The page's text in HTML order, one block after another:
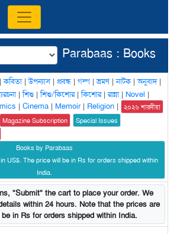
Parabaas : Books
|কবিতা|উপন্যাস| প্রবন্ধ | গল্প |ভ্রমণ|নাটক |অনুবাদ|
|শিশু |শিশু/কিশোর|কিশোর|রান্না| Novel |
| Cinema | Memoir| Religion |
২০২৬ শারদীয়া
Magazine Subscription
Special Issues
Books by Parabaas
US$. The price will be in Rs for orders shipped within
India.
"Submit" the cart to place your order. We
within 24 hours. Note that the prices are
in Rs for orders shipped within India.